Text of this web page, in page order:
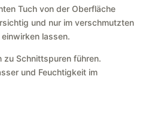
Tuch von der Oberfläche
und nur im verschmutzten
lassen.
zu Schnittspuren führen.
und Feuchtigkeit im